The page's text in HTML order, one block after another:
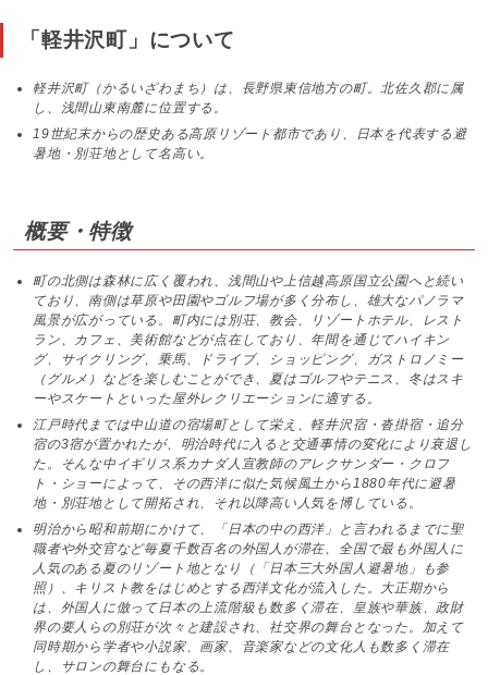
「軽井沢町」について
軽井沢町（かるいざわまち）は、長野県東信地方の町。北佐久郡に属
し、浅間山東南麓に位置する。
19世紀末からの歴史ある高原リゾート都市であり、日本を代表する避
暑地・別荘地として名高い。
概要・特徴
町の北側は森林に広く覆われ、浅間山や上信越高原国立公園へと続い
ており、南側は草原や田園やゴルフ場が多く分布し、雄大なパノラマ
風景が広がっている。町内には別荘、教会、リゾートホテル、レスト
ラン、カフェ、美術館などが点在しており、年間を通じてハイキン
グ、サイクリング、乗馬、ドライブ、ショッピング、ガストロノミー
（グルメ）などを楽しむことができ、夏はゴルフやテニス、冬はスキ
ーやスケートといった屋外レクリエーションに適する。
江戸時代までは中山道の宿場町として栄え、軽井沢宿・沓掛宿・追分
宿の3宿が置かれたが、明治時代に入ると交通事情の変化により衰退し
た。そんな中イギリス系カナダ人宣教師のアレクサンダー・クロフ
ト・ショーによって、その西洋に似た気候風土から1880年代に避暑
地・別荘地として開拓され、それ以降高い人気を博している。
明治から昭和前期にかけて、「日本の中の西洋」と言われるまでに聖
職者や外交官など毎夏千数百名の外国人が滞在、全国で最も外国人に
人気のある夏のリゾート地となり（「日本三大外国人避暑地」も参
照）、キリスト教をはじめとする西洋文化が流入した。大正期から
は、外国人に倣って日本の上流階級も数多く滞在、皇族や華族、政財
界の要人らの別荘が次々と建設され、社交界の舞台となった。加えて
同時期から学者や小説家、画家、音楽家などの文化人も数多く滞在
し、サロンの舞台にもなる。